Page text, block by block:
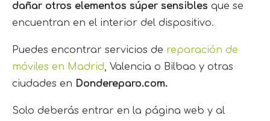
dañar otros elementos súper sensibles que se
encuentran en el interior del dispositivo.
Puedes encontrar servicios de reparación de
móviles en Madrid, Valencia o Bilbao y otras
ciudades en Dondereparo.com.
Solo deberás entrar en la página web y al